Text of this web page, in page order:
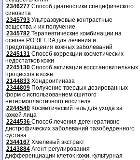
2346277 Способ диагностики специфического
синовита
2345793 Ультразвуковые контрастные
вещества и их получение
2345782 Терапевтические комбинации на
основе PORIFERA для лечения и
предотвращения кожных заболеваний
2245131 Способ коррекции косметических
недостатков кожи
2245130 Способ активации восстановительных
процессов в коже
2144833 Хондроитиназа
2344809 Получение твердых дозированных
форм с использованием сшитого
нетермопластичного носителя
2244540 Косметический гель для ухода за
кожей лица
2244536 Способ лечения дегенеративно-
дистрофических заболеваний тазобедренного
сустава
2344167 Хмелевый экстракт
2143884 Агент регулирования
дифференциации клеток кожи, культурная